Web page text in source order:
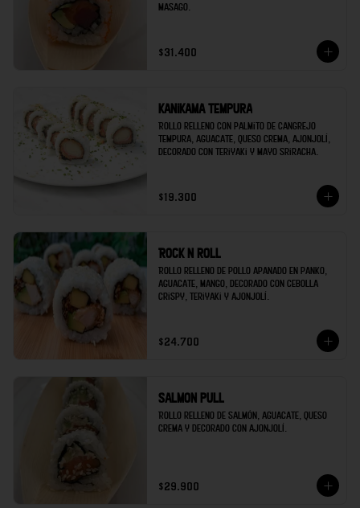
masago.
$31.400
Kanikama tempura
Rollo relleno con palmito de cangrejo
tempura, aguacate, queso crema, ajonjolí,
decorado con teriyaki y mayo sriracha.
$19.300
Rock n roll
Rollo relleno de pollo apanado en panko,
aguacate, mango, decorado con cebolla
crispy, teriyaki y ajonjolí.
$24.700
Salmon pull
Rollo relleno de salmón, aguacate, queso
crema y decorado con ajonjolí.
$29.900